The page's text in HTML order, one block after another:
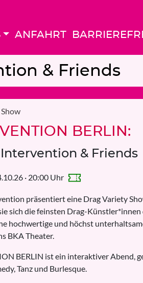
ANFAHRT
& Friends
BERLIN:
Intervention & Friends
· 20:00 Uhr
präsentiert eine Drag Variety
sich die feinsten Drag-Künstler*innen
hochwertige und höchst
BKA Theater.
BERLIN ist ein interaktiver Abend,
Tanz und Burlesque.